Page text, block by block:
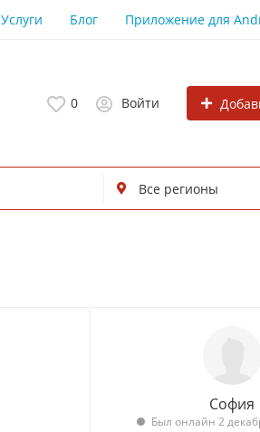
Услуги Блог Приложение для
0 Войти
София
Был онлайн 2